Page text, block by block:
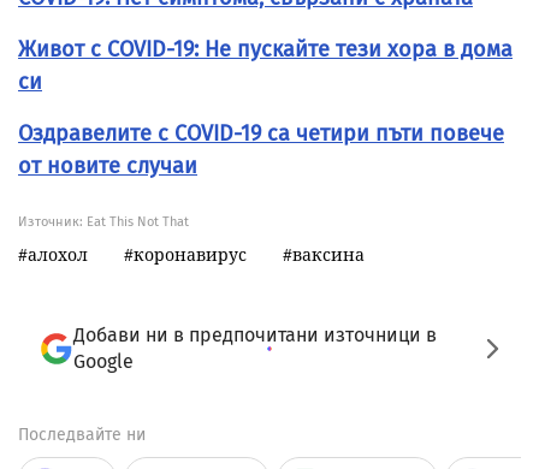
Живот с COVID-19: Не пускайте тези хора в дома
си
Оздравелите с COVID-19 са четири пъти повече
от новите случаи
Източник: Eat This Not That
алохол коронавирус ваксина
Добави ни в предпочитани източници в
Google
Последвайте ни